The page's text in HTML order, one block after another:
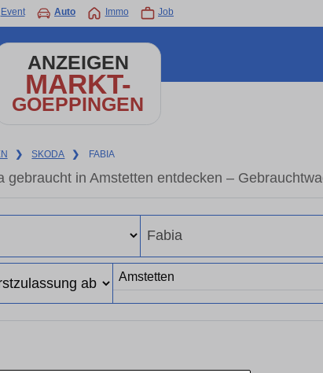
Event Auto Immo Job
ANZEIGEN
MARKT-
GOEPPINGEN
❯ SKODA ❯ FABIA
gebraucht in Amstetten entdecken –